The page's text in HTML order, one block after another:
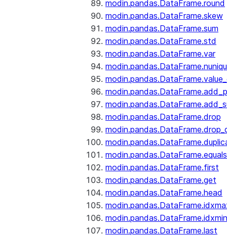
modin.pandas.DataFrame.round
modin.pandas.DataFrame.skew
modin.pandas.DataFrame.sum
modin.pandas.DataFrame.std
modin.pandas.DataFrame.var
modin.pandas.DataFrame.drop
modin.pandas.DataFrame.equals
modin.pandas.DataFrame.first
modin.pandas.DataFrame.get
modin.pandas.DataFrame.head
modin.pandas.DataFrame.idxmin
modin.pandas.DataFrame.last